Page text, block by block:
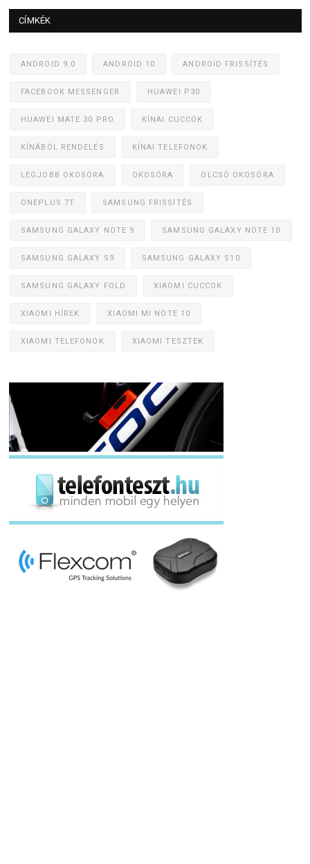
CÍMKÉK
ANDROID 9.0 ANDROID 10 ANDROID FRISSÍTÉS
FACEBOOK MESSENGER HUAWEI P30
HUAWEI MATE 30 PRO KÍNAI CUCCOK
KÍNÁBÓL RENDELÉS KÍNAI TELEFONOK
LEGJOBB OKOSÓRA OKOSÓRA OLCSÓ OKOSÓRA
ONEPLUS 7T SAMSUNG FRISSÍTÉS
SAMSUNG GALAXY NOTE 9 SAMSUNG GALAXY NOTE 10
SAMSUNG GALAXY S9 SAMSUNG GALAXY S10
SAMSUNG GALAXY FOLD XIAOMI CUCCOK
XIAOMI HÍREK XIAOMI MI NOTE 10
XIAOMI TELEFONOK XIAOMI TESZTEK